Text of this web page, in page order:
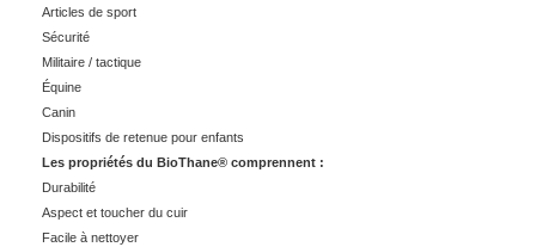
Articles de sport
Sécurité
Militaire / tactique
Équine
Canin
Dispositifs de retenue pour enfants
Les propriétés du BioThane® comprennent :
Durabilité
Aspect et toucher du cuir
Facile à nettoyer